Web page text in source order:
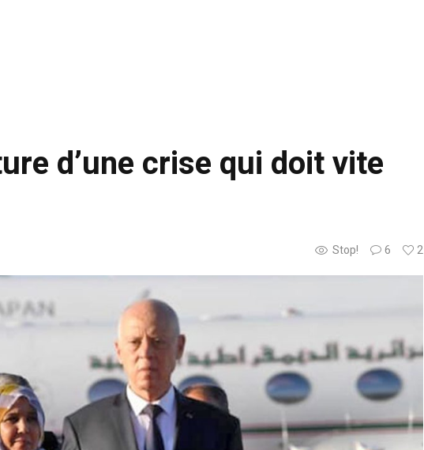
d’une crise qui doit vite
Stop! 6 2